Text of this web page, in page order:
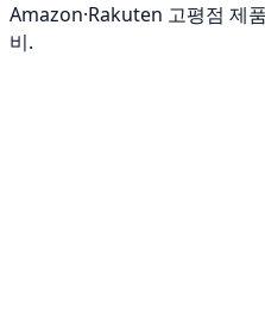
Amazon·Rakuten 고평점 제
비.